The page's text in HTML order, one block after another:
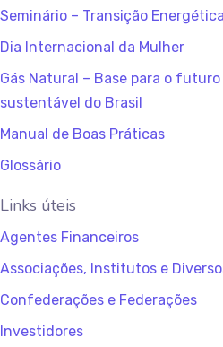
Seminário – Transição Energética
Dia Internacional da Mulher
Gás Natural – Base para o
sustentável do Brasil
Manual de Boas Práticas
Glossário
Links úteis
Agentes Financeiros
Associações, Institutos e
Confederações e Federações
Investidores